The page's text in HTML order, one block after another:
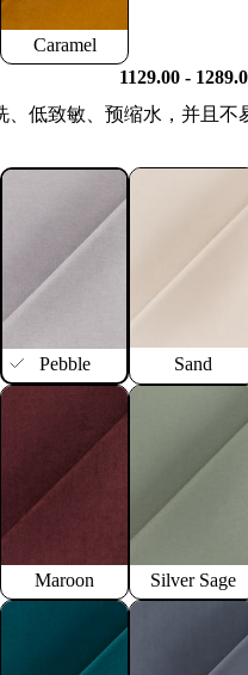
Caramel
1129.00 -
、低致敏、预缩水，并且不
Pebble
Sand
Maroon Silver Sage